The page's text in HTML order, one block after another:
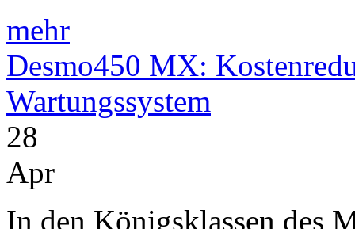
mehr
Desmo450 MX:
Wartungssystem
28
Apr
In den Königsklassen des